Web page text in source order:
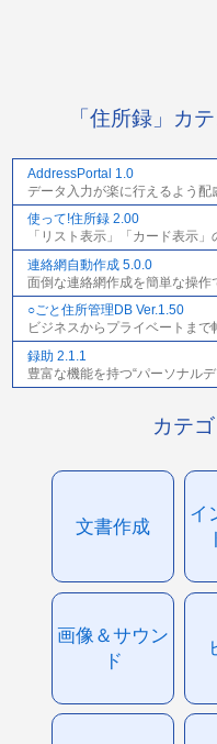
「住所録」カ
AddressPortal 1.0
データ入力が楽に行えるよう配
使って!住所録 2.00
「リスト表示」「カード表示
連絡網自動作成 5.0.0
面倒な連絡網作成を簡単な操作
○ごと住所管理DB Ver.1.50
ビジネスからプライベートまで
録助 2.1.1
豊富な機能を持つ“パーソナル
カテ
文書作成
イ
画像＆サウン
ド